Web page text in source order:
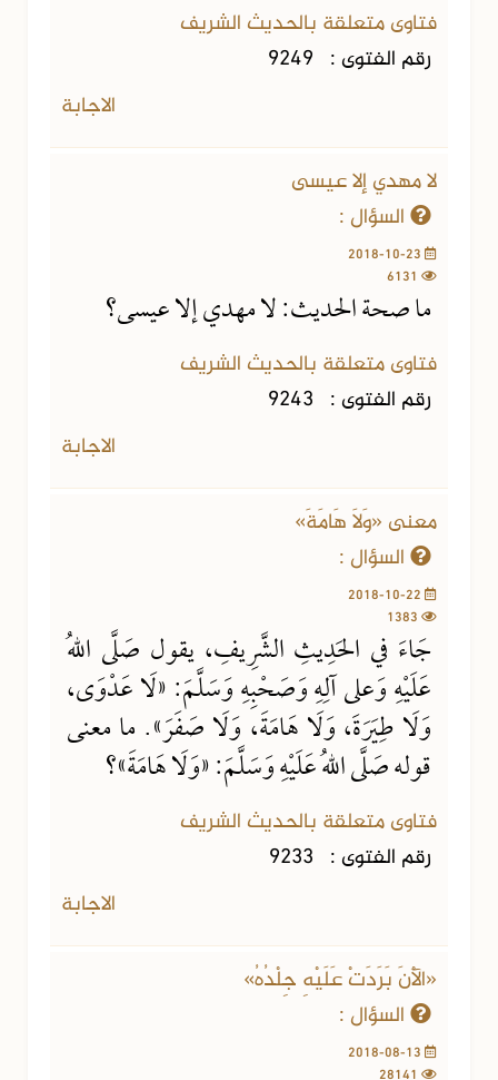
فتاوى متعلقة بالحديث الشريف
رقم الفتوى : 9249
الاجابة
لا مهدي إلا عيسى
السؤال :
ما صحة الحديث: لا مهدي إلا عيسى؟
فتاوى متعلقة بالحديث الشريف
رقم الفتوى : 9243
الاجابة
معنى «وَلَا هَامَةَ»
السؤال :
جَاءَ في الحَدِيثِ الشَّرِيفِ، يقول صَلَّى اللهُ
عَلَيْهِ وَعلى آلِهِ وَصَحْبِهِ وَسَلَّمَ: «لَا عَدْوَى،
وَلَا طِيَرَةَ، وَلَا هَامَةَ، وَلَا صَفَرَ». ما معنى
قوله صَلَّى اللهُ عَلَيْهِ وَسَلَّمَ: «وَلَا هَامَةَ»؟
فتاوى متعلقة بالحديث الشريف
رقم الفتوى : 9233
الاجابة
«الْآنَ بَرَدَتْ عَلَيْهِ جِلْدُهُ»
السؤال :